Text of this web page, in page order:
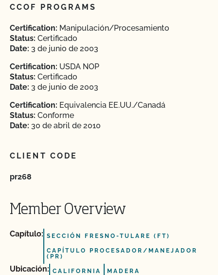
CCOF PROGRAMS
Certification: Manipulación/Procesamiento
Status: Certificado
Date: 3 de junio de 2003
Certification: USDA NOP
Status: Certificado
Date: 3 de junio de 2003
Certification: Equivalencia EE.UU./Canadá
Status: Conforme
Date: 30 de abril de 2010
CLIENT CODE
pr268
Member Overview
Capítulo: SECCIÓN FRESNO-TULARE (FT)
CAPÍTULO PROCESADOR/MANEJADOR
(PR)
Ubicación: CALIFORNIA MADERA